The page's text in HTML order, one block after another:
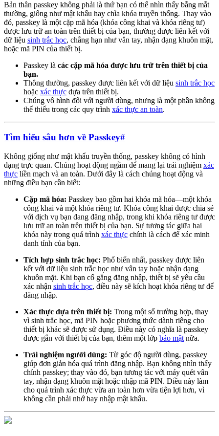
Bản thân passkey không phải là thứ bạn có thể nhìn thấy bằng mắt
thường, giống như mật khẩu hay chìa khóa truyền thống. Thay vào
đó, passkey là một cặp mã hóa (khóa công khai và khóa riêng tư)
được lưu trữ an toàn trên thiết bị của bạn, thường được liên kết với
dữ liệu sinh trắc học, chẳng hạn như vân tay, nhận dạng khuôn mặt,
hoặc mã PIN của thiết bị.
Passkey là các cặp mã hóa được lưu trữ trên thiết bị của
bạn.
Thông thường, passkey được liên kết với dữ liệu sinh trắc học
hoặc xác thực dựa trên thiết bị.
Chúng vô hình đối với người dùng, nhưng là một phần không
thể thiếu trong các quy trình xác thực an toàn.
Tìm hiểu sâu hơn về Passkey#
Không giống như mật khẩu truyền thống, passkey không có hình
dạng trực quan. Chúng hoạt động ngầm để mang lại trải nghiệm xác
thực liền mạch và an toàn. Dưới đây là cách chúng hoạt động và
những điều bạn cần biết:
Cặp mã hóa: Passkey bao gồm hai khóa mã hóa—một khóa
công khai và một khóa riêng tư. Khóa công khai được chia sẻ
với dịch vụ bạn đang đăng nhập, trong khi khóa riêng tư được
lưu trữ an toàn trên thiết bị của bạn. Sự tương tác giữa hai
khóa này trong quá trình xác thực chính là cách để xác minh
danh tính của bạn.
Tích hợp sinh trắc học: Phổ biến nhất, passkey được liên
kết với dữ liệu sinh trắc học như vân tay hoặc nhận dạng
khuôn mặt. Khi bạn cố gắng đăng nhập, thiết bị sẽ yêu cầu
xác nhận sinh trắc học, điều này sẽ kích hoạt khóa riêng tư để
đăng nhập.
Xác thực dựa trên thiết bị: Trong một số trường hợp, thay
vì sinh trắc học, mã PIN hoặc phương thức dành riêng cho
thiết bị khác sẽ được sử dụng. Điều này có nghĩa là passkey
được gắn với thiết bị của bạn, thêm một lớp bảo mật nữa.
Trải nghiệm người dùng: Từ góc độ người dùng, passkey
giúp đơn giản hóa quá trình đăng nhập. Bạn không nhìn thấy
chính passkey; thay vào đó, bạn tương tác với máy quét vân
tay, nhận dạng khuôn mặt hoặc nhập mã PIN. Điều này làm
cho quá trình xác thực vừa an toàn hơn vừa tiện lợi hơn, vì
không cần phải nhớ hay nhập mật khẩu.